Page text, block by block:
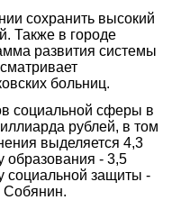
сохранить высокий
Также в городе
развития системы
больниц.
социальной сферы в
рублей, в том
выделяется 4,3
образования - 3,5
социальной защиты -
Собянин.